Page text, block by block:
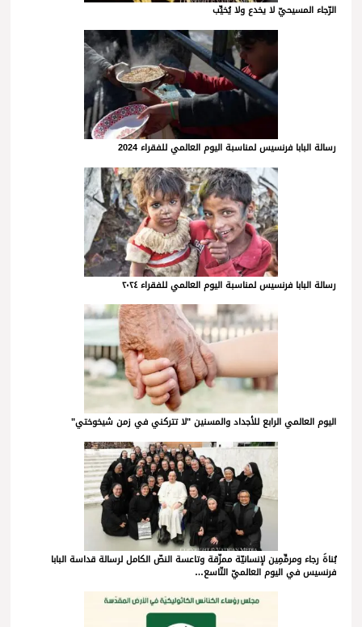
الرّجاء المسيحيّ لا يخدع ولا يُخيِّب
رسالة البابا فرنسيس لمناسبة اليوم العالمي للفقراء 2024
رسالة البابا فرنسيس لمناسبة اليوم العالمي للفقراء ٢٠٢٤
اليوم العالمي الرابع للأجداد والمسنين "لا تتركني في زمن شيخوختي"
بُناةَ رجاء ومرمِّمِين لإنسانيّة ممزّقة وتاعسة النصّ الكامل لرسالة قداسة البابا
فرنسيس في اليوم العالميّ التّاسع…